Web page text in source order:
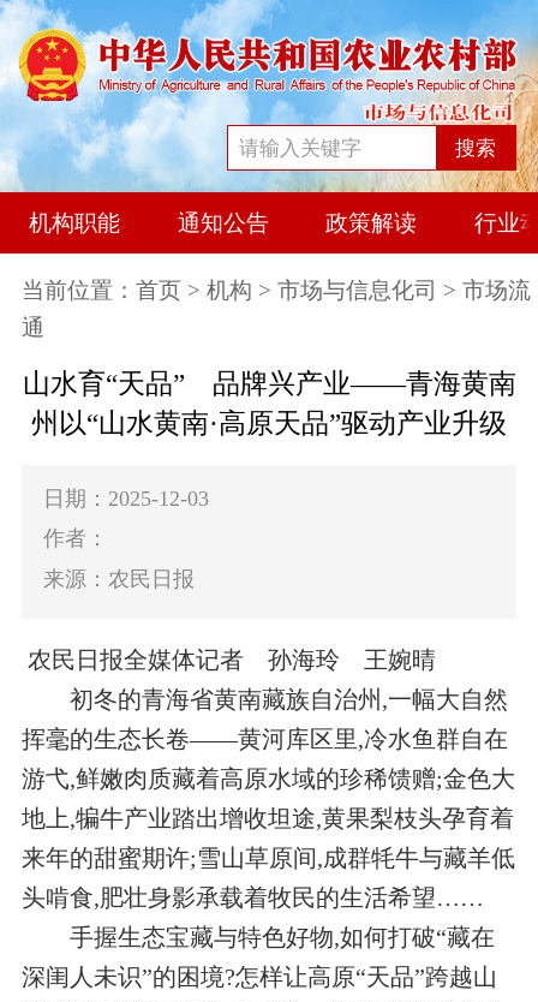
搜索
机构职能 通知公告 政策解读 行业
当前位置： 首页 > 机构 > 市场与信息化司 > 市场流
通
山水育“天品” 品牌兴产业——青海黄南
州以“山水黄南·高原天品”驱动产业升级
日期：2025-12-03
作者：
来源：农民日报
农民日报全媒体记者 孙海玲 王婉晴
初冬的青海省黄南藏族自治州,一幅大自然
挥毫的生态长卷——黄河库区里,冷水鱼群自在
游弋,鲜嫩肉质藏着高原水域的珍稀馈赠;金色大
地上,犏牛产业踏出增收坦途,黄果梨枝头孕育着
来年的甜蜜期许;雪山草原间,成群牦牛与藏羊低
头啃食,肥壮身影承载着牧民的生活希望……
手握生态宝藏与特色好物,如何打破“藏在
深闺人未识”的困境?怎样让高原“天品”跨越山